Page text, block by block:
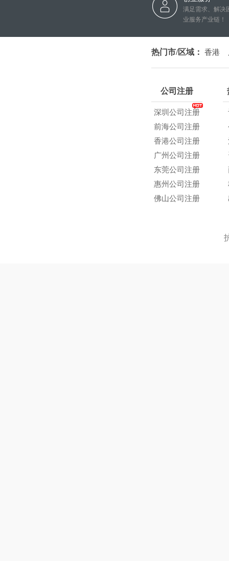
满足需求、解决
业服务产业链！
热门市/区域： 香港
公司注册
深圳公司注册
前海公司注册
香港公司注册
广州公司注册
东莞公司注册
惠州公司注册
佛山公司注册